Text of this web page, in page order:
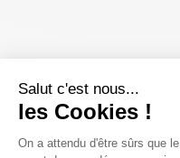
Salut c'est nous...
les Cookies !
On a attendu d'être sûrs que